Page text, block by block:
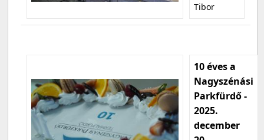
Tibor
10 éves a
Nagyszénási
Parkfürdő -
2025.
december